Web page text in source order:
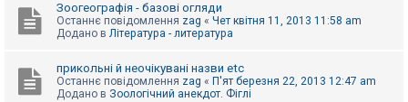
м
г
Зоогеографія - базові огляди
Останнє повідомлення zag « Чет квітня 11, 2013 11:58 am
Додано в Література - литература
прикольні й неочікувані назви etc
Останнє повідомлення zag « П'ят березня 22, 2013 12:47 am
Додано в Зоологічний анекдот. Фіглі